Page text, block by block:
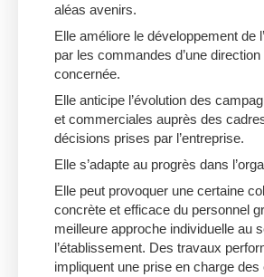
aléas avenirs.
Elle améliore le développement de
par les commandes d’une direction
concernée.
Elle anticipe l’évolution des
et commerciales auprès des
décisions prises par l’entreprise.
Elle s’adapte au progrès dans
Elle peut provoquer une certaine
concrète et efficace du personnel
meilleure approche individuelle au
l’établissement. Des travaux
impliquent une prise en charge